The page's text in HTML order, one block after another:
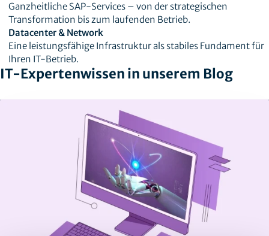
Ganzheitliche SAP-Services – von der strategischen
Transformation bis zum laufenden Betrieb.
Datacenter & Network
Eine leistungsfähige Infrastruktur als stabiles Fundament für
Ihren IT-Betrieb.
IT-Expertenwissen in unserem Blog